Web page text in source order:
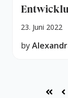
23. Juni 2022
by